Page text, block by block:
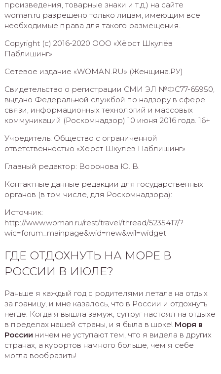
произведения, товарные знаки и т.д.) на сайте
woman.ru разрешено только лицам, имеющим все
необходимые права для такого размещения.
Copyright (с) 2016-2020 ООО «Хёрст Шкулёв
Паблишинг»
Сетевое издание «WOMAN.RU» (Женщина.РУ)
Свидетельство о регистрации СМИ ЭЛ №ФС77-65950,
выдано Федеральной службой по надзору в сфере
связи, информационных технологий и массовых
коммуникаций (Роскомнадзор) 10 июня 2016 года. 16+
Учредитель: Общество с ограниченной
ответственностью «Хёрст Шкулёв Паблишинг»
Главный редактор: Воронова Ю. В.
Контактные данные редакции для государственных
органов (в том числе, для Роскомнадзора):
Источник:
http://www.woman.ru/rest/travel/thread/5235417/?
wic=forum_mainpage&wid=new&wil=widget
ГДЕ ОТДОХНУТЬ НА МОРЕ В
РОССИИ В ИЮЛЕ?
Раньше я каждый год с родителями летала на отдых
за границу, и мне казалось, что в России и отдохнуть
негде. Когда я вышла замуж, супруг настоял на отдыхе
в пределах нашей страны, и я была в шоке! Моря в
России ничем не уступают тем, что я видела в других
странах, а курортов намного больше, чем я себе
могла вообразить!